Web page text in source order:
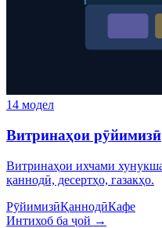
14 модел
Витринаҳои рӯйимизӣ
Витринаҳои ихчами
қаннодӣ, десертҳо, газакҳо.
РӯйимизӣҚаннодӣКафе
Интихоб ба ҷой →